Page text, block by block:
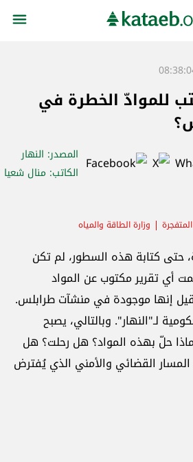
للموادّ الخطرة في
المصدر: النهار
الكاتب: منال شعيا
وزارة الطاقة والمياه
حتى كتابة هذه السطور، لم تكن
أي تقرير مكتوب عن المواد
قيل إنها موجودة في منشآت طرابلس.
لـ"النهار". وبالتالي، يصبح
حلّ بهذه المواد؟ هل رحلت؟ هل
القضائي والأمني الذي يُفترض